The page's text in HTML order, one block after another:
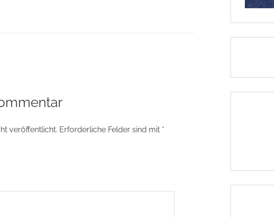
veröffentlicht. Erforderliche Felder sind mit *